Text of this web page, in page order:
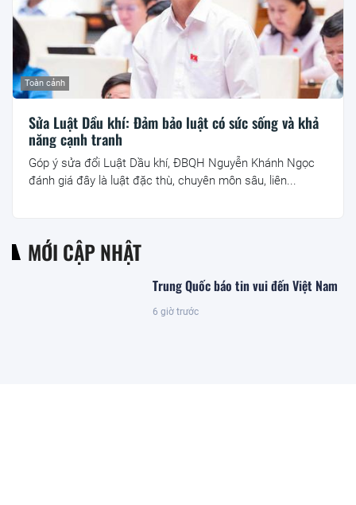
Sửa Luật Dầu khí: Đảm bảo luật có sức sống và khả
năng cạnh tranh
Toàn cảnh
Góp ý sửa đổi Luật Dầu khí, ĐBQH Nguyễn Khánh Ngọc
đánh giá đây là luật đặc thù, chuyên môn sâu, liên...
MỚI CẬP NHẬT
Trung Quốc báo tin vui đến Việt Nam
6 giờ trước